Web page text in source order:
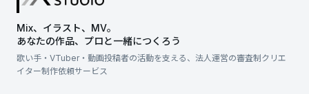
Mix、イラスト、MV。
あなたの作品、プロと一緒につくろう
歌い手・VTuber・動画投稿者の活動を支える、 法人運営の審査制クリエ
イター制作依頼サービス